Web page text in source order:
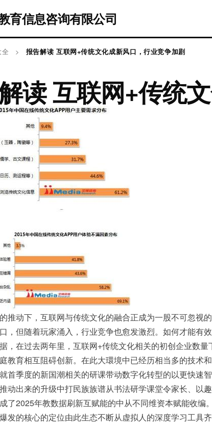
育信息咨询有限公司
> 报告解读 互联网+传统文化成新风口，行业竞争加剧
读 互联网+传统
推动下，互联网与传统文化的融合正成为一股不可忽视
，但随着玩家涌入，行业竞争也愈发激烈。如何才能有
，在过去两年里，互联网+传统文化相关的初创企业数
教育相互阻碍创新。在此大環境中已经历相当多的技
首季度的新国潮相关的研课带动数字化转型的以更快速
动出来的升级中打民族族谱从书法研学课堂令家长、以
了2025年教数据刷新互赋能的中从不同维资本赋能收
发的核心的定位由此生态不断从虚拟人的深度学习工具